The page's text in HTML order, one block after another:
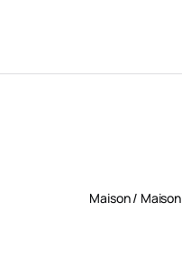
Maison / Maison